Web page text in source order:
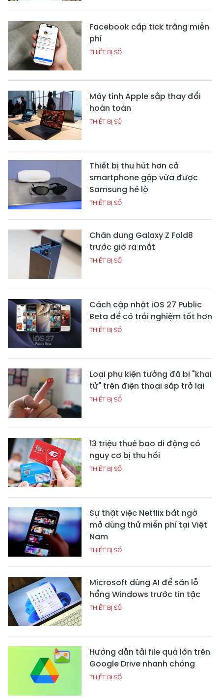
Facebook cấp tick trắng miễn
phí
THIẾT BỊ SỐ
Máy tính Apple sắp thay đổi
hoàn toàn
THIẾT BỊ SỐ
Thiết bị thu hút hơn cả
smartphone gập vừa được
Samsung hé lộ
THIẾT BỊ SỐ
Chân dung Galaxy Z Fold8
trước giờ ra mắt
THIẾT BỊ SỐ
Cách cập nhật iOS 27 Public
Beta để có trải nghiệm tốt hơn
THIẾT BỊ SỐ
Loại phụ kiện tưởng đã bị "khai
tử" trên điện thoại sắp trở lại
THIẾT BỊ SỐ
13 triệu thuê bao di động có
nguy cơ bị thu hồi
THIẾT BỊ SỐ
Sự thật việc Netflix bất ngờ
mở dùng thử miễn phí tại Việt
Nam
THIẾT BỊ SỐ
Microsoft dùng AI để săn lỗ
hổng Windows trước tin tặc
THIẾT BỊ SỐ
Hướng dẫn tải file quá lớn trên
Google Drive nhanh chóng
THIẾT BỊ SỐ